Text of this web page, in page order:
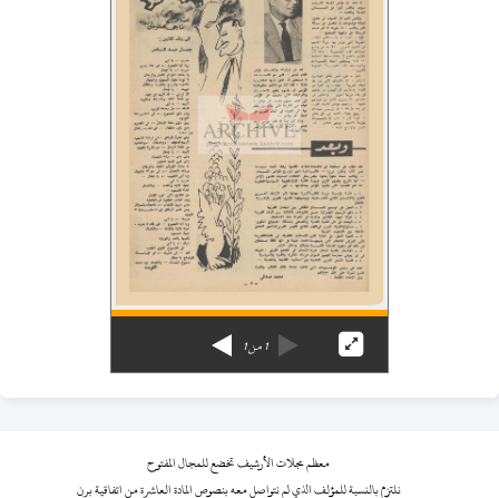
1من1
معظم مجلات الأرشيف تخضع للمجال المفتوح
نلتزم بالنسبة للمؤلف الذي لم نتواصل معه بنصوص المادة العاشرة من اتفاقية برن